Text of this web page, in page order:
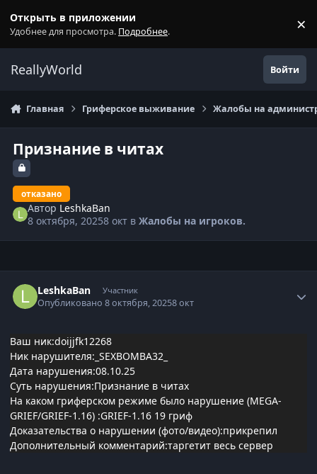
Открыть в приложении
Удобнее для просмотра. Подробнее. ×
ReallyWorld Войти
Главная Гриферское выживание Жалобы на
Признание в читах
отказано
Автор LeshkaBan
8 октября, 20258 окт вЖалобы на игроков.
LeshkaBan Участник
Опубликовано8 октября, 20258 окт
Ваш ник:doijjfk12268
Ник нарушителя:_SEXBOMBA32_
Дата нарушения:08.10.25
Суть нарушения:Признание в читах
На каком гриферском режиме было нарушение (MEGA-
GRIEF/GRIEF-1.16) :GRIEF-1.16 19 гриф
Доказательства о нарушении (фото/видео):прикрепил
Дополнительный комментарий:таргетит весь сервер